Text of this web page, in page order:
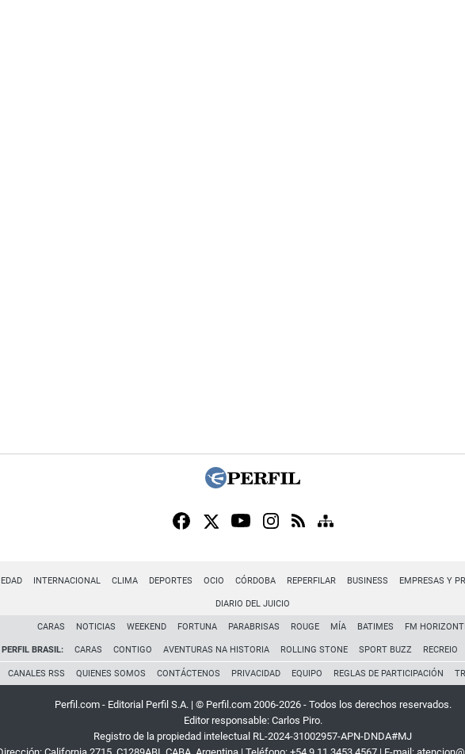
INTERNACIONAL CLIMA DEPORTES OCIO CÓRDOBA REPERFILAR BUSINESS EMPRESAS Y
DIARIO DEL JUICIO
CARAS NOTICIAS WEEKEND FORTUNA PARABRISAS ROUGE MÍA BATIMES FM
PERFIL BRASIL: CARAS CONTIGO AVENTURAS NA HISTORIA ROLLING STONE SPORT BUZZ RECREIO
CANALES RSS QUIENES SOMOS CONTÁCTENOS PRIVACIDAD EQUIPO REGLAS DE PARTICIPACIÓN
Perfil.com - Editorial Perfil S.A. | © Perfil.com 2006-2026 - Todos los derechos reservados.
Editor responsable: Carlos Piro.
Registro de la propiedad intelectual RL-2024-31002957-APN-DNDA#MJ